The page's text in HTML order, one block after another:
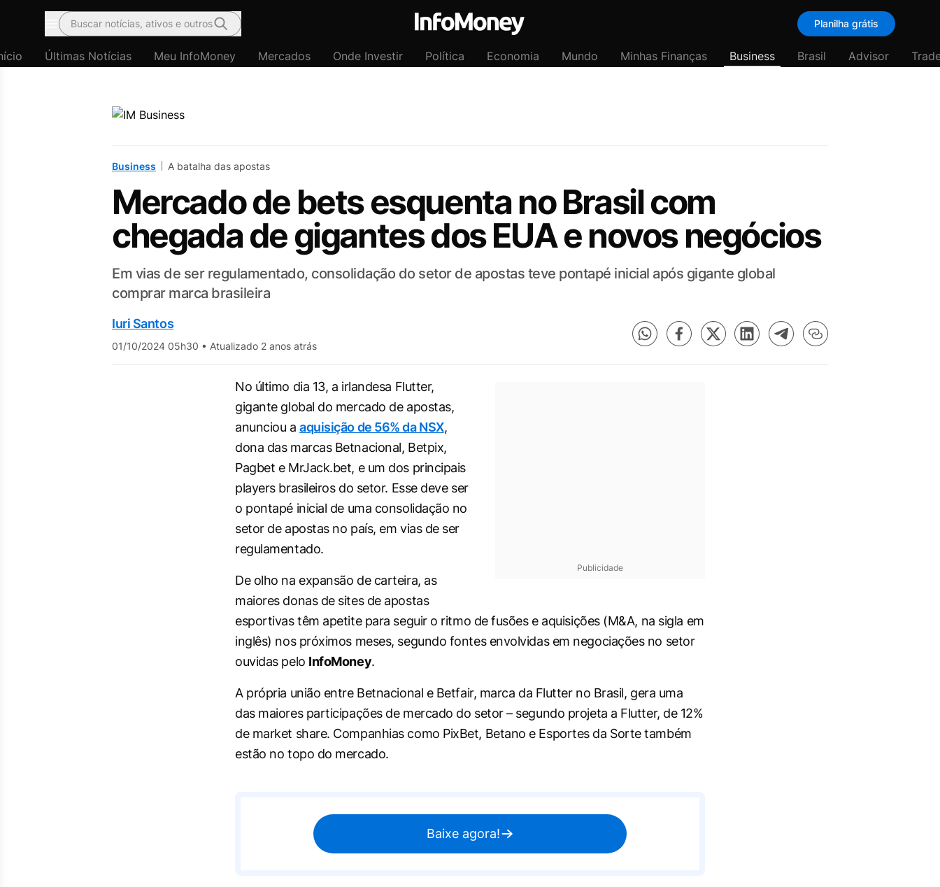
Menu
Buscar notícias, ativos e outros Planilha grátis
Últimas Notícias Meu InfoMoney Mercados Onde Investir Política Economia Mundo Minhas Finanças Business Brasil Advisor
Business A batalha das apostas
Mercado de bets esquenta no Brasil com
chegada de gigantes dos EUA e novos negócios
Em vias de ser regulamentado, consolidação do setor de apostas teve pontapé inicial após gigante global
comprar marca brasileira
Iuri Santos
01/10/2024 05h30 • Atualizado 2 anos atrás
Publicidade
No último dia 13, a irlandesa Flutter,
gigante global do mercado de apostas,
anunciou aaquisição de 56% da NSX,
dona das marcas Betnacional, Betpix,
Pagbet e MrJack.bet, e um dos principais
players brasileiros do setor. Esse deve ser
o pontapé inicial de uma consolidação no
setor de apostas no país, em vias de ser
regulamentado.
De olho na expansão de carteira, as
maiores donas de sites de apostas
esportivas têm apetite para seguir o ritmo de fusões e aquisições (M&A, na sigla em
inglês) nos próximos meses, segundo fontes envolvidas em negociações no setor
ouvidas pelo InfoMoney.
A própria união entre Betnacional e Betfair, marca da Flutter no Brasil, gera uma
das maiores participações de mercado do setor – segundo projeta a Flutter, de 12%
de market share. Companhias como PixBet, Betano e Esportes da Sorte também
estão no topo do mercado.
Baixe agora!